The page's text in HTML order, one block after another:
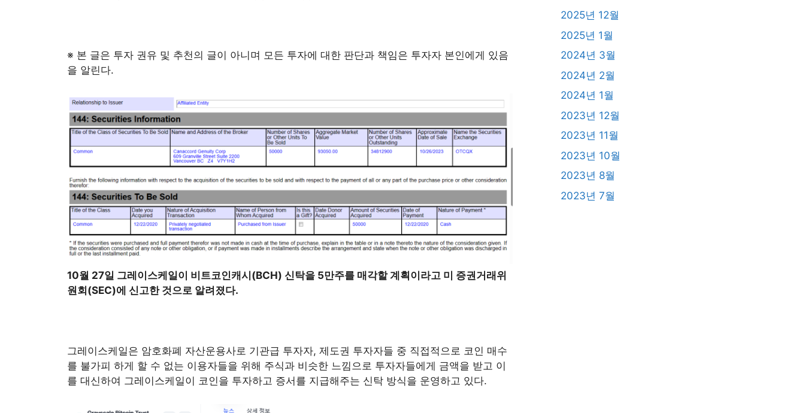
※ 본 글은 투자 권유 및 추천의 글이 아니며 모든 투자에 대한 판단과 책임은 투자자 본인에게 있음
을 알린다.
10월 27일 그레이스케일이 비트코인캐시(BCH) 신탁을 5만주를 매각할 계획이라고 미 증권거래위
원회(SEC)에 신고한 것으로 알려졌다.
그레이스케일은 암호화폐 자산운용사로 기관급 투자자, 제도권 투자자들 중 직접적으로 코인 매수
를 불가피 하게 할 수 없는 이용자들을 위해 주식과 비슷한 느낌으로 투자자들에게 금액을 받고 이
를 대신하여 그레이스케일이 코인을 투자하고 증서를 지급해주는 신탁 방식을 운영하고 있다.
2025년 12월
2025년 1월
2024년 3월
2024년 2월
2024년 1월
2023년 12월
2023년 11월
2023년 10월
2023년 8월
2023년 7월